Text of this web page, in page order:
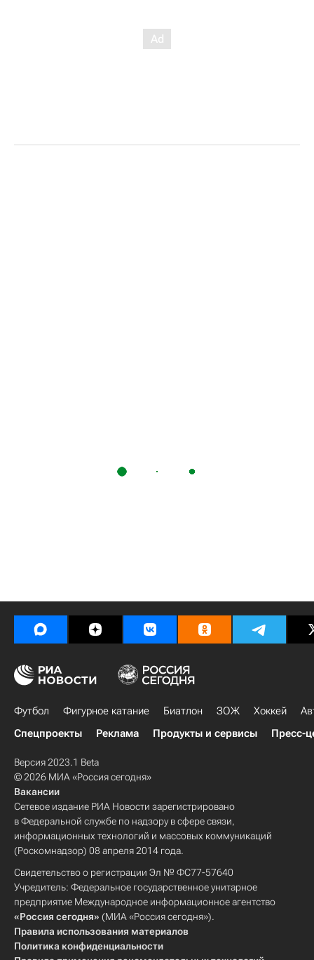
Футбол Фигурное катание Биатлон ЗОЖ Хоккей
Спецпроекты
Реклама Продукты и сервисы Пресс-
Версия 2023.1 Beta
© 2026 МИА «Россия сегодня»
Вакансии
Сетевое издание РИА Новости зарегистрировано
в Федеральной службе по надзору в сфере связи,
информационных технологий и массовых коммуникаций
(Роскомнадзор) 08 апреля 2014 года.
Свидетельство о регистрации Эл № ФС77-57640
Учредитель: Федеральное государственное унитарное
предприятие Международное информационное агентство
«Россия сегодня» (МИА «Россия сегодня»).
Правила использования материалов
Политика конфиденциальности